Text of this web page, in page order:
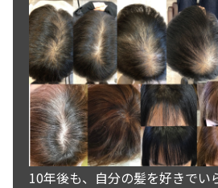
10年後も、自分の髪を好きでい